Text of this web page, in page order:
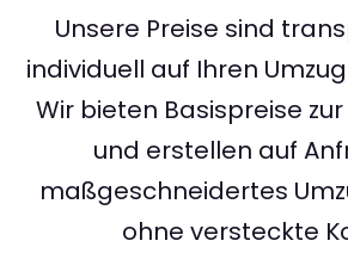
Unsere Preise sind
individuell auf Ihren
Wir bieten Basispreise
und erstellen auf
maßgeschneidertes
ohne versteckte